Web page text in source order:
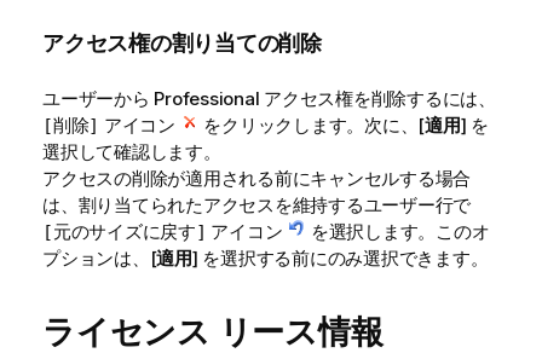
アクセス権の割り当ての削除
ユーザーから Professional アクセス権を削除するには、
[削除] アイコン をクリックします。次に、[適用] を
選択して確認します。
アクセスの削除が適用される前にキャンセルする場合
は、割り当てられたアクセスを維持するユーザー行で
[元のサイズに戻す] アイコン
を選択します。このオ
プションは、[適用] を選択する前にのみ選択できます。
ライセンス リース情報